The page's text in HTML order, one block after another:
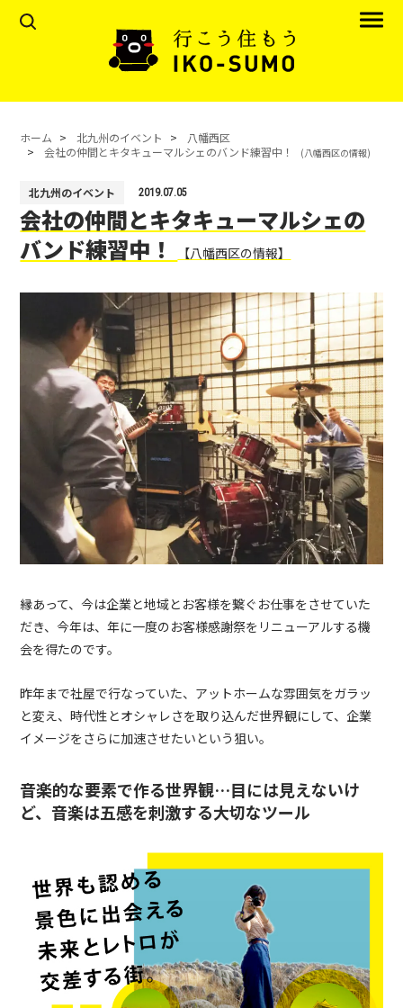
ホーム 北九州のイベント
八幡西区
会社の仲間とキタキューマルシェのバンド練習中！
(八幡西区の情報)
北九州のイベント 2019.07.05
会社の仲間とキタキューマルシェの
バンド練習中！
【八幡西区の情報】
縁あって、今は企業と地域とお客様を繋ぐお仕事をさせていた
だき、今年は、年に一度のお客様感謝祭をリニューアルする機
会を得たのです。
昨年まで社屋で行なっていた、アットホームな雰囲気をガラッ
と変え、時代性とオシャレさを取り込んだ世界観にして、企業
イメージをさらに加速させたいという狙い。
音楽的な要素で作る世界観…目には見えないけ
ど、音楽は五感を刺激する大切なツール